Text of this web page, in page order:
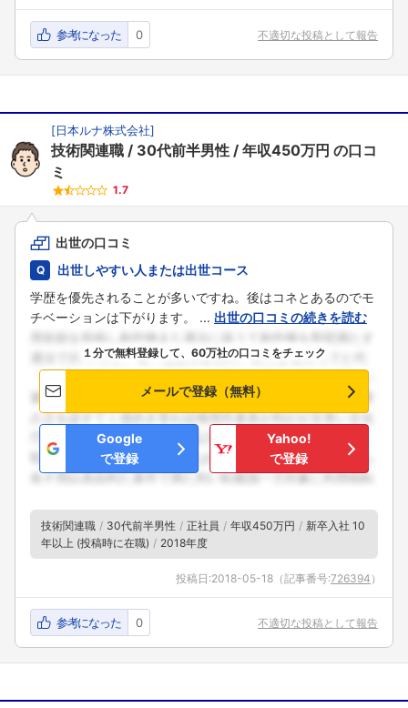
フォローしました
こちらの企業もフォローしませんか？
参考になった 0 不適切な投稿として報告
[日本ルナ株式会社]
技術関連職 30代前半男性 年収450万円 の口コ
ミ
1.7
出世の口コミ
出世しやすい人または出世コース
学歴を優先されることが多いですね。後はコネとあるのでモ
チベーションは下がります。 ... 出世の口コミの続きを読む
１分で無料登録して、60万社の口コミをチェック
メールで登録（無料）
Google
で登録
Yahoo!
で登録
技術関連職 30代前半男性 正社員 年収450万円
新卒入社 10
年以上 (投稿時に在職)
2018年度
投稿日:2018-05-18 （記事番号:726394 ）
参考になった 0 不適切な投稿として報告